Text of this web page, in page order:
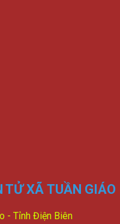
TỬ XÃ TUẦN GIÁO
- Tỉnh Điện Biên